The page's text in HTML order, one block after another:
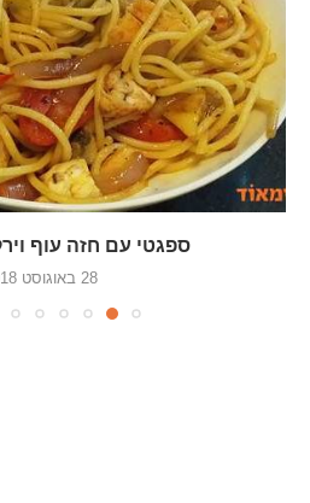
ספגטי עם חזה עוף
28 באוגוסט 2018